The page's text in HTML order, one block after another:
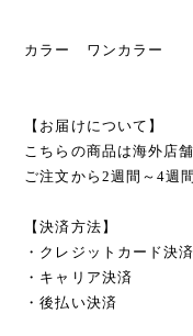
カラー ワンカラー
【お届けについて】
こちらの商品は海外店
ご注文から2週間～4週
【決済方法】
・クレジットカード決済
・キャリア決済
・後払い決済